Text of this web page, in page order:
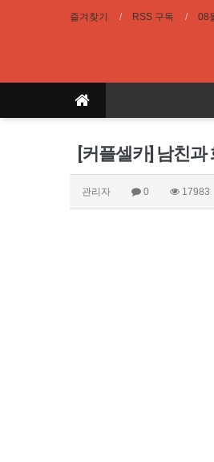
즐겨찾기 RSS 구독 08
[커플셀카] 남친
관리자 0 17983